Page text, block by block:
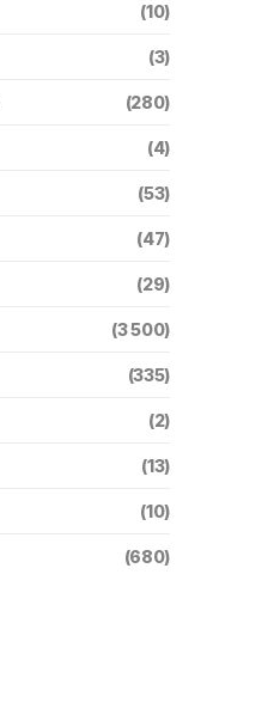
(10)
(3)
(280)
(4)
(53)
(47)
(29)
(3 500)
(335)
(2)
(13)
(10)
(680)